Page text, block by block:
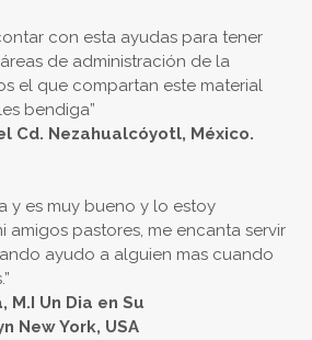
con esta ayudas para tener
de administración de la
el que compartan este material
bendiga”
Cd. Nezahualcóyotl, México.
y es muy bueno y lo estoy
amigos pastores, me encanta servir
ayudo a alguien mas cuando
M.I Un Dia en Su
New York, USA